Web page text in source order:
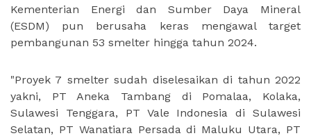
Kementerian Energi dan Sumber Daya Mineral
(ESDM) pun berusaha keras mengawal target
pembangunan 53 smelter hingga tahun 2024.
"Proyek 7 smelter sudah diselesaikan di tahun 2022
yakni, PT Aneka Tambang di Pomalaa, Kolaka,
Sulawesi Tenggara, PT Vale Indonesia di Sulawesi
Selatan, PT Wanatiara Persada di Maluku Utara, PT